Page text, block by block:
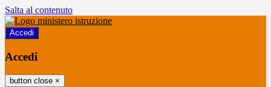
Salta al contenuto
Accedi
Accedi
button close ×